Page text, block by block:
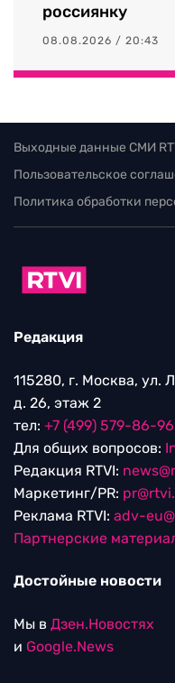
россиянку
08.08.2026 / 20:43
Выходные данные СМИ
Пользовательское
Политика обработки
Редакция
115280, г. Москва, ул.
д. 26, этаж 2
тел: +7 (499) 579-86-96
Для общих вопросов:
Редакция RTVI:
Маркетинг/PR:
Реклама RTVI: adv-
Партнерские
Достойные новости
Мы в Дзен.Новостях
и Google.News